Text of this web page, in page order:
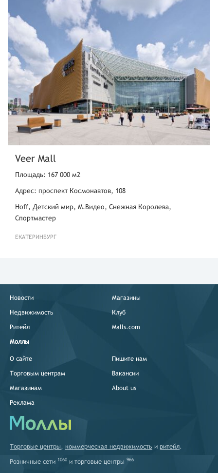
Veer Mall
Площадь: 167 000 м2
Адрес: проспект Космонавтов, 108
Hoff, Детский мир, М.Видео, Снежная Королева,
Спортмастер
ЕКАТЕРИНБУРГ
Новости
Недвижимость
Ритейл
Моллы
Магазины
Клуб
Malls.com
О сайте
Торговым центрам
Магазинам
Реклама
Пишите нам
Вакансии
About us
Торговые центры, коммерческая недвижимость и ритейл.
Розничные сети 1060 и торговые центры 966